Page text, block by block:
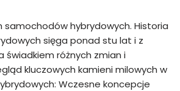
samochodów hybrydowych. Historia
sięga ponad stu lat i z
świadkiem różnych zmian i
kluczowych kamieni milowych w
Wczesne koncepcje